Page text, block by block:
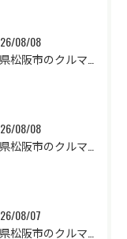
08/08
08/08
08/07